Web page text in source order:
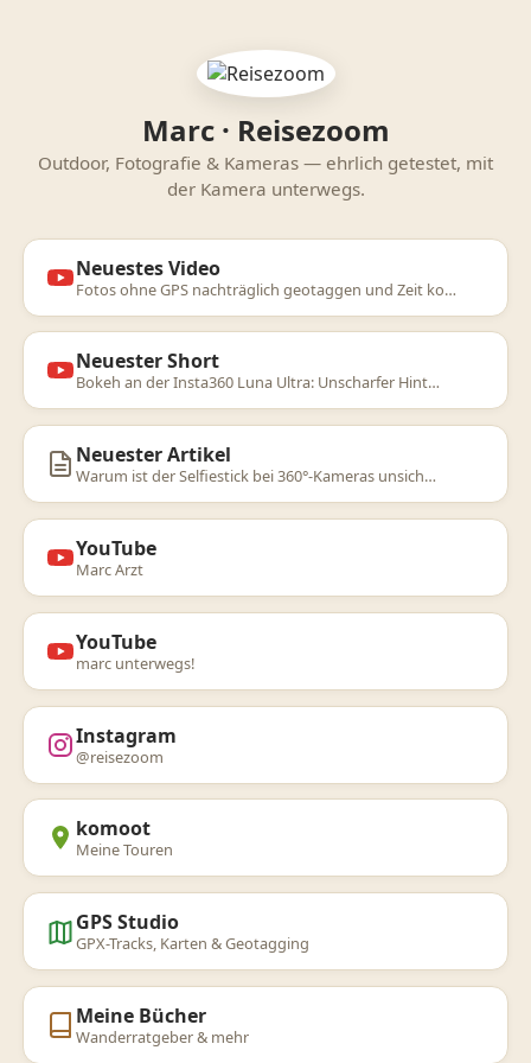
Marc · Reisezoom
Outdoor, Fotografie & Kameras — ehrlich getestet, mit
der Kamera unterwegs.
Neuestes Video
Fotos ohne GPS nachträglich geotaggen und Zeit ko…
Neuester Short
Bokeh an der Insta360 Luna Ultra: Unscharfer Hint…
Neuester Artikel
Warum ist der Selfiestick bei 360°-Kameras unsich…
YouTube
Marc Arzt
YouTube
marc unterwegs!
Instagram
@reisezoom
komoot
Meine Touren
GPS Studio
GPX-Tracks, Karten & Geotagging
Meine Bücher
Wanderratgeber & mehr